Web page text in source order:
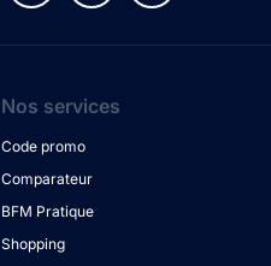
Nos services
Code promo
Comparateur
BFM Pratique
Shopping